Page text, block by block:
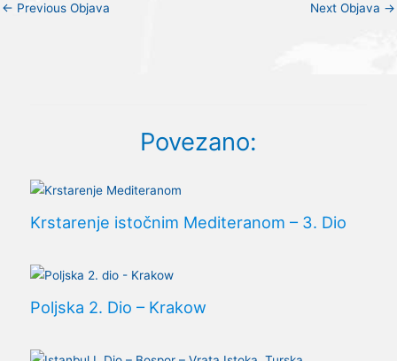
← Previous Objava Next Objava →
Povezano:
Krstarenje istočnim Mediteranom – 3. Dio
Poljska 2. Dio – Krakow